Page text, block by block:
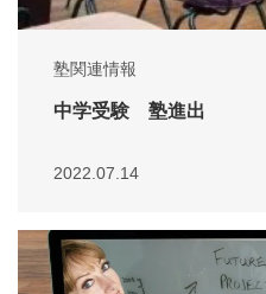
塾関連情報
中学受験 塾進出
2022.07.14